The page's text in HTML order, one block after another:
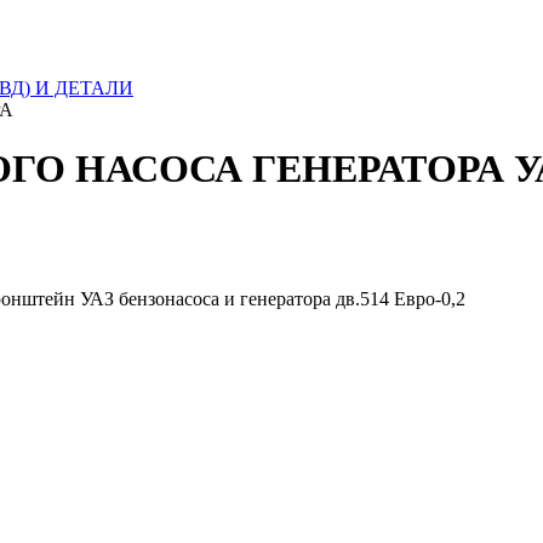
И ДЕТАЛИ
НАСОСА ГЕНЕРАТОРА